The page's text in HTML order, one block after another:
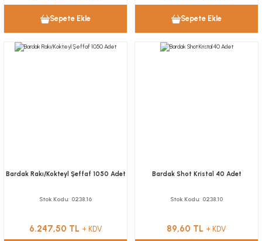
Sepete Ekle Sepete Ekle
Bardak Rakı/Kokteyl Şeffaf 1050 Adet
Stok Kodu 0238.16
6.247,50 TL + KDV
Bardak Shot Kristal 40 Adet
Stok Kodu 0238.10
89,60 TL + KDV